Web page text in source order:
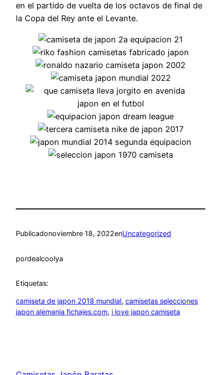
en el partido de vuelta de los octavos de final de
la Copa del Rey ante el Levante.
Publicadonoviembre 18, 2022enUncategorized
pordealcoolya
Etiquetas:
camiseta de japon 2018 mundial, camisetas selecciones
japon alemania fichajes.com, i love japon camiseta